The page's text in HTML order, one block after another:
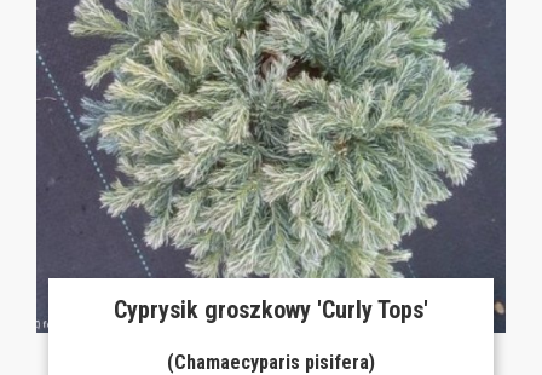
Cyprysik groszkowy 'Curly Tops'
(Chamaecyparis pisifera)